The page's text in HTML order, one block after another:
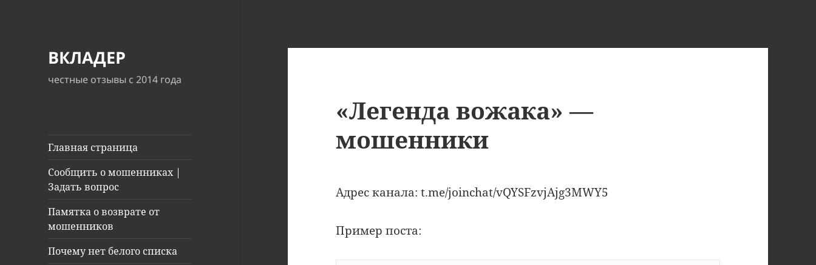
ВКЛАДЕР
честные отзывы с 2014 года
Главная страница
Сообщить о мошенниках |
Задать вопрос
Памятка о возврате от
мошенников
Почему нет белого списка
«Легенда вожака» —
мошенники
Адрес канала: t.me/joinchat/vQYSFzvjAjg3MWY5
Пример поста: